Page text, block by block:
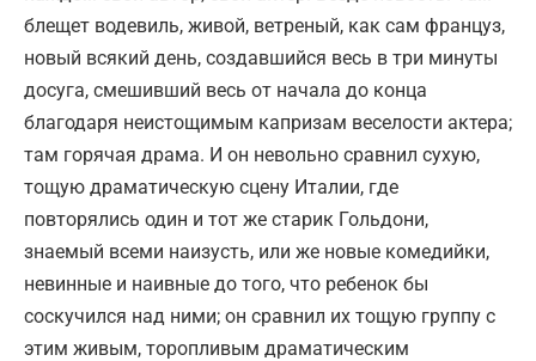
блещет водевиль, живой, ветреный, как сам француз,
новый всякий день, создавшийся весь в три минуты
досуга, смешивший весь от начала до конца
благодаря неистощимым капризам веселости актера;
там горячая драма. И он невольно сравнил сухую,
тощую драматическую сцену Италии, где
повторялись один и тот же старик Гольдони,
знаемый всеми наизусть, или же новые комедийки,
невинные и наивные до того, что ребенок бы
соскучился над ними; он сравнил их тощую группу с
этим живым, торопливым драматическим